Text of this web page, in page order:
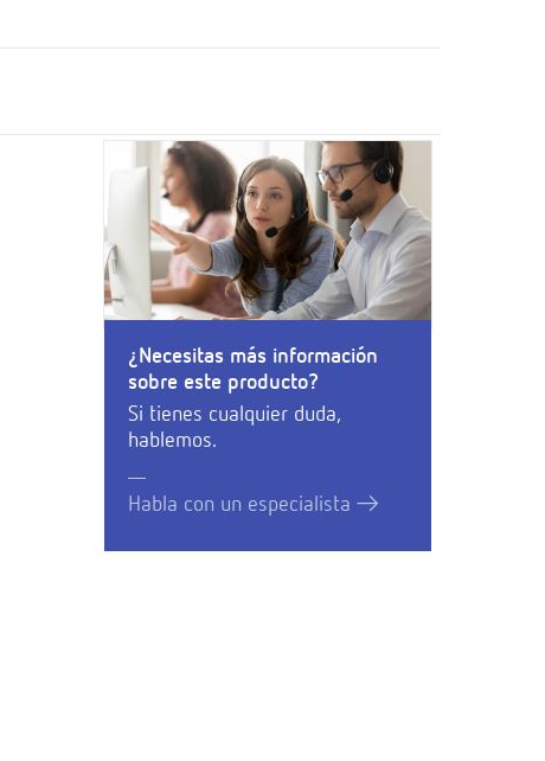
¿Necesitas más información
sobre este producto?
Si tienes cualquier duda,
hablemos.
Habla con un especialista